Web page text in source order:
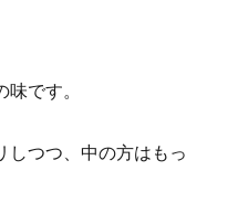
です。
しつつ、中の方はもっ